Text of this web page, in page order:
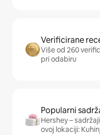
Verificirane
Više od 260
pri odabiru
Popularni
Hershey –
ovoj lokaciji: